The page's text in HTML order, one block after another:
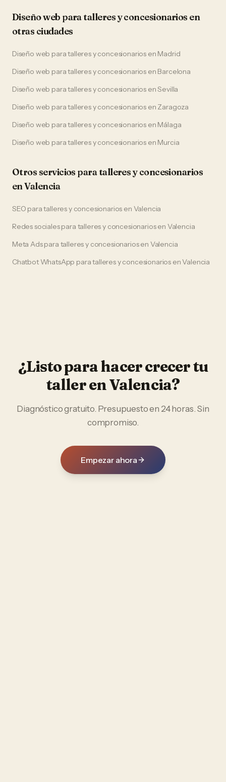
Diseño web paratalleres y concesionarios en
otras ciudades
Diseño web paratalleres y concesionarios en Madrid
Diseño web paratalleres y concesionarios en Barcelona
Diseño web paratalleres y concesionarios enSevilla
Diseño web paratalleres y concesionarios en Zaragoza
Diseño web paratalleres y concesionarios en Málaga
Diseño web paratalleres y concesionarios en Murcia
Otros servicios paratalleres y concesionarios
enValencia
SEO paratalleres y concesionarios en Valencia
Redes socialespara talleres y concesionariosen Valencia
Meta Adspara talleres y concesionariosen Valencia
Chatbot WhatsApp paratalleres y concesionarios enValencia
¿Listo para hacer crecer tu
tallerenValencia?
Diagnóstico gratuito. Presupuesto en 24 horas. Sin
compromiso.
Empezar ahora